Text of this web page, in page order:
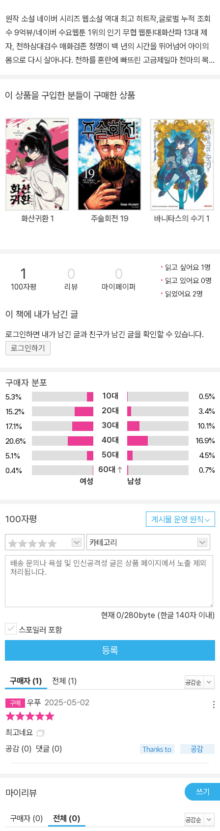
원작 소설 네이버 시리즈 웹소설 역대 최고 히트작,글로벌 누적 조회
수 9억뷰/네이버 수요웹툰 1위의 인기 무협 웹툰!대화산파 13대 제
자, 천하삼대검수 매화검존 청명이 백 년의 시간을 뛰어넘어 아이의
몸으로 다시 살아나다. 천하를 혼란에 빠뜨린 고금제일마 천마의 목
시린 겨울이 지나고 봄이 오면 매화는 다시 만산에 흐드러지게 피어
시작된다.이번 「화산귀환」 6, 7권 단행본에선 왠지 모르게 닮은 듯 전
혀 다른 백천과 종남파 진금룡의 관계가 드러나고, 미묘한 신경전 끝
에 드디어 화종지회가 시작된다. 화산의 모두가 폐관을 마친 이대 제
자들의 비무를 기대하고 있으나, 유일하게 청명만은 냉담하게 지켜보
는데…. 한 컷 한 컷 유쾌하고 박진감 넘치는 그림으로 만날 볼 수 있
는 6, 7권은 세트판 부록으로 유이설과 백천의 새로운 일러스트 특전
이 각각 2종 씩 수록되어 있다. [6권]폐관을 마치고 돌아온 이대 제자
들에게 단단히 찍혀 버린 삼대 제자들.그 원흉인 백천은 새벽 수련길
룡의 비무.과연 화산은 종남을 꺾을 수 있을까?!
이 상품을 구입한 분들이 구매한 상품
화산귀환 1 주술회전 19 바니타스의 수기 1
1
100자평
0
리뷰
0
마이페이퍼
읽고 싶어요 1명
읽고 있어요 0명
읽었어요 2명
이 책에 내가 남긴 글
로그인하면 내가 남긴 글과 친구가 남긴 글을 확인할 수 있습니다.
로그인하기
구매자 분포
5.3% 10대
0.5%
15.2%
20대
3.4%
17.1%
30대
10.1%
20.6%
40대
16.9%
5.1%
50대
4.5%
0.4%
60대
0.7%
여성
남성
100자평 게시물 운영 원칙
카테고리
현재 0/280byte (한글 140자 이내)
스포일러 포함
등록
구매자 (1) 전체 (1)
우푸 2025-05-02
최고네요
공감 (0) 댓글 (0)
마이리뷰 쓰기
구매자 (0) 전체 (0)